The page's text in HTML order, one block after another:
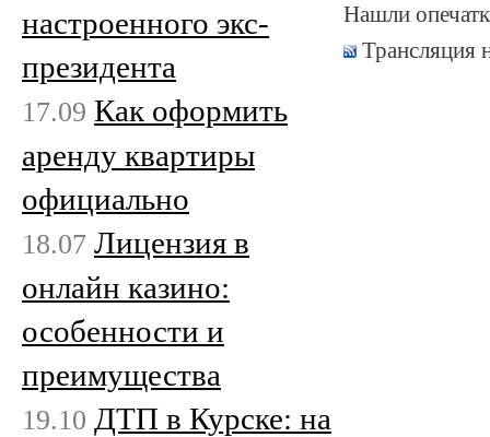
Нашли
Трансляция
настроенного экс-
президента
17.09 Как оформить
аренду квартиры
официально
18.07 Лицензия в
онлайн казино:
особенности и
преимущества
19.10 ДТП в Курске: на